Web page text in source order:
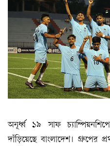
অনূর্ধ্ব ১৯ সাফ
দাঁড়িয়েছে বাংলাদেশ। গ্রুপের